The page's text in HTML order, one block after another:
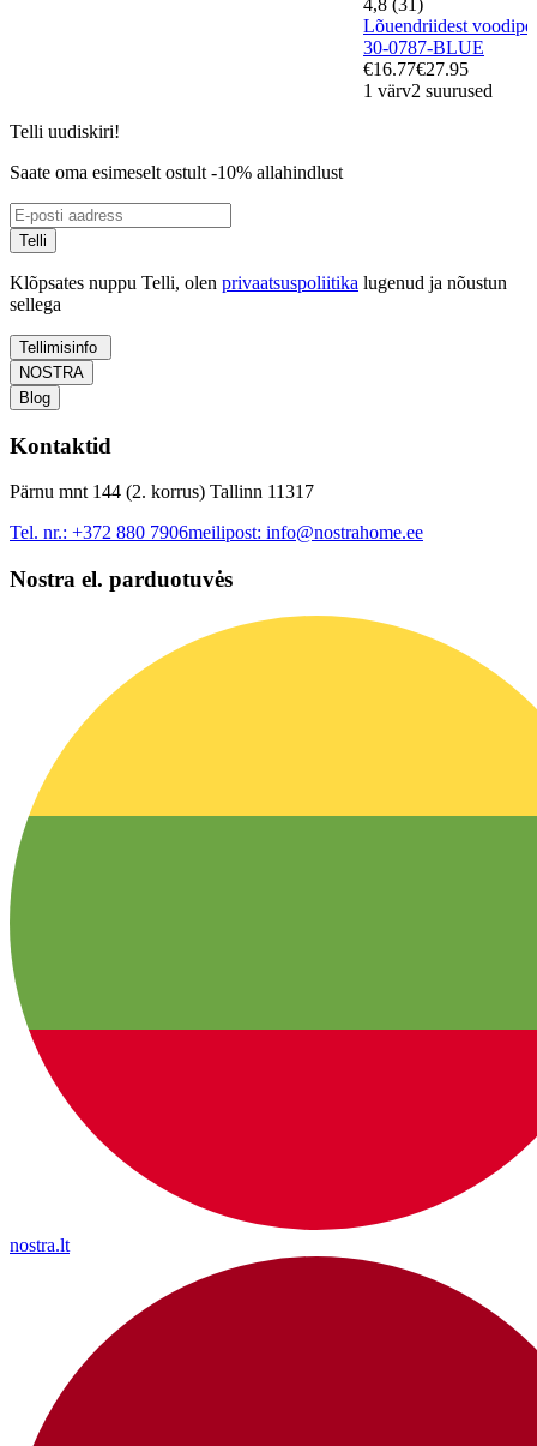
4,8 (31)
Lõuendriidest
30-0787-BLUE
€16.77€27.95
1 värv2 suurused
Telli uudiskiri!
Saate oma esimeselt ostult -10% allahindlust
Telli
Klõpsates nuppu Telli, olen privaatsuspoliitika lugenud ja nõustun
sellega
Tellimisinfo
NOSTRA
Blog
Kontaktid
Pärnu mnt 144 (2. korrus) Tallinn 11317
Tel. nr.: +372 880 7906meilipost: info@nostrahome.ee
Nostra el. parduotuvės
nostra.lt